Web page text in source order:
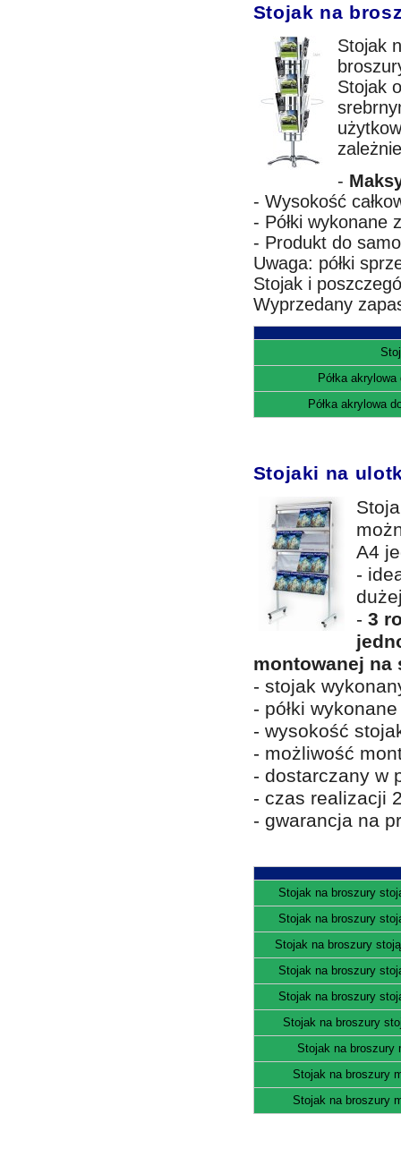
Stojak na
Stojak
Stojak
-
- Wysokość
- Półki wykonane
- Produkt do
Uwaga: półki
Stojak i
Wyprzedany
Półka
Półka akrylowa
Stojaki na
A4
-
- 3
montowanej na
- stojak
- półki
- wysokość
- możliwość
- dostarczany w
- czas realizacji
- gwarancja na
Stojak na broszury
Stojak na broszury
Stojak na broszury
Stojak na broszury
Stojak na broszury
Stojak na broszury
Stojak na broszury
Stojak na broszury
Stojak na broszury